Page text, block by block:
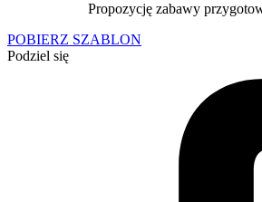
Propozycję zabawy
POBIERZ SZABLON
Podziel się